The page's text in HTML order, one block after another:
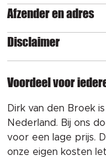
Afzender en adres
Disclaimer
Voordeel voor
Dirk van den Broek
Nederland. Bij ons
voor een lage prijs.
onze eigen kosten